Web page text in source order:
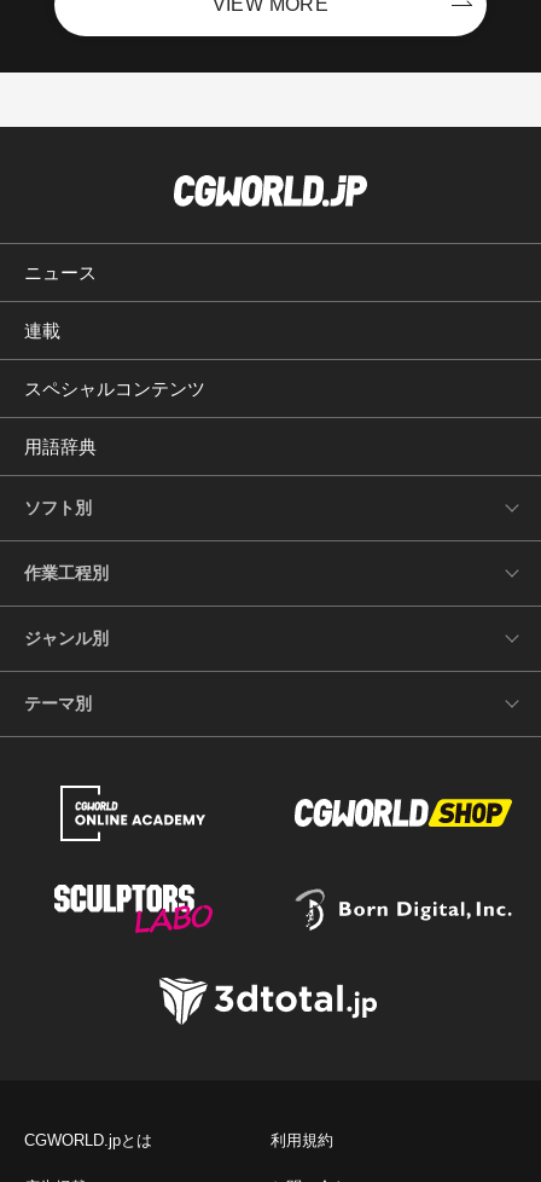
ニュース
連載
スペシャルコンテンツ
用語辞典
ソフト別
作業工程別
ジャンル別
テーマ別
CGWORLD.jpとは 利用規約